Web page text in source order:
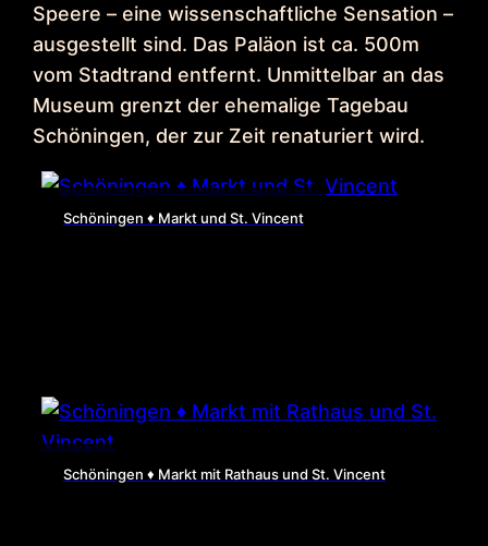
Speere – eine wissenschaftliche Sensation –
ausgestellt sind. Das Paläon ist ca. 500m
vom Stadtrand entfernt. Unmittelbar an das
Museum grenzt der ehemalige Tagebau
Schöningen, der zur Zeit renaturiert wird.
Schöningen ♦ Markt und St. Vincent
Schöningen ♦ Markt mit Rathaus und St. Vincent